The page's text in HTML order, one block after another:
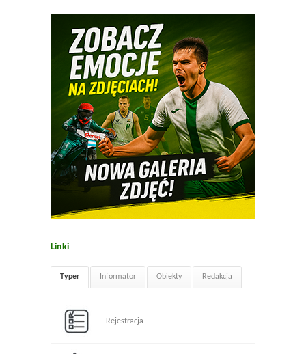
Linki
Typer Informator Obiekty Redakcja
Rejestracja